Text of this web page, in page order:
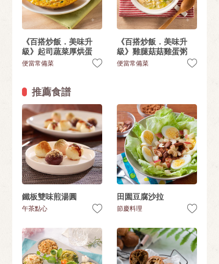
《百搭炒飯．美味升
級》起司蔬菜厚烘蛋
便當常備菜
《百搭炒飯．美味升
級》雞腿菇菇雞蛋粥
便當常備菜
推薦食譜
鐵板雙味煎湯圓
午茶點心
田園豆腐沙拉
節慶料理